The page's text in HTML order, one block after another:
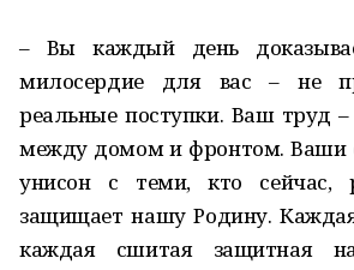
– Вы каждый день
милосердие для вас – не
реальные поступки. Ваш труд
между домом и фронтом. Ваши
унисон с теми, кто сейчас,
защищает нашу Родину.
каждая сшитая защитная